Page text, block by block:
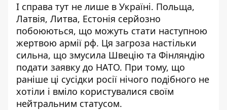
І справа тут не лише в Україні. Польща,
Латвія, Литва, Естонія серйозно
побоюються, що можуть стати наступною
жертвою армії рф. Ця загроза настільки
сильна, що змусила Швецію та Фінляндію
подати заявку до НАТО. При тому, що
раніше ці сусідки росії нічого подібного не
хотіли і вміло користувалися своїм
нейтральним статусом.